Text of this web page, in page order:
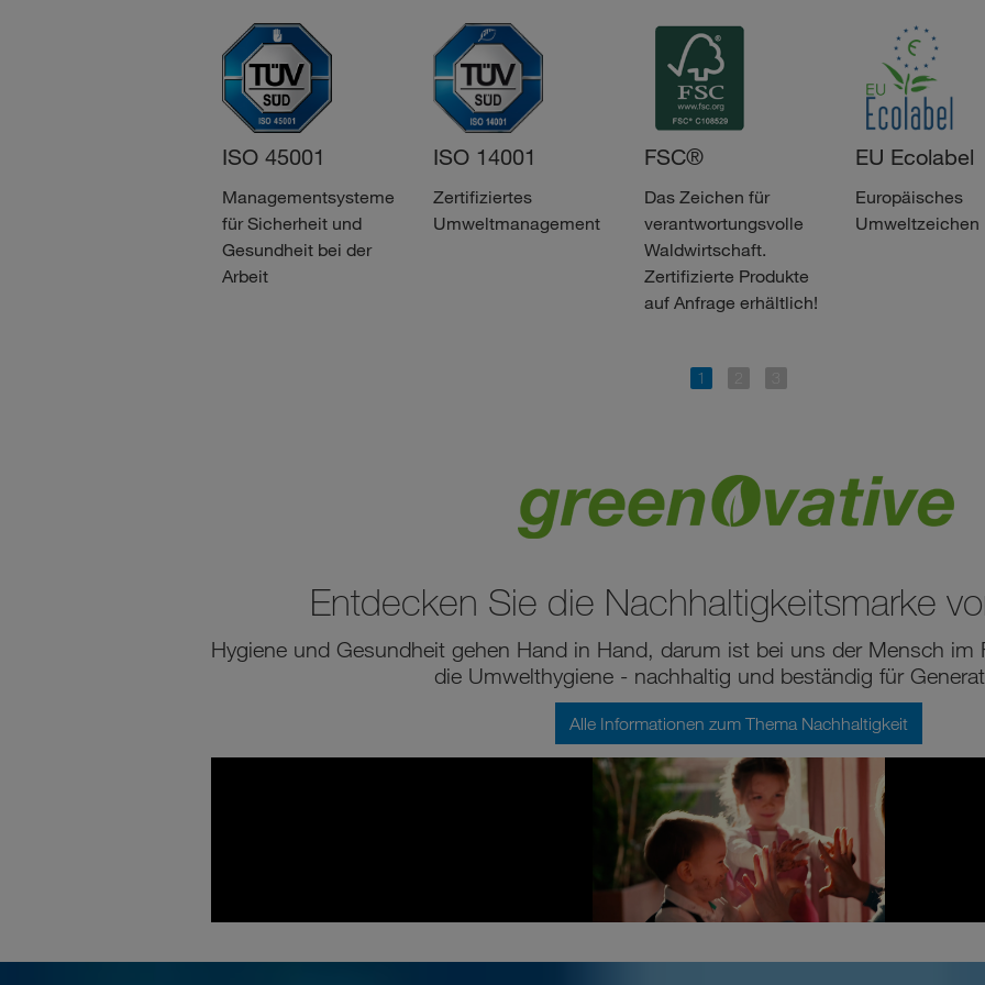
Managementsysteme
für Sicherheit und
Gesundheit bei der
Zertifiziertes
Umweltmanagement
Das Zeichen für
verantwortungsvolle
Waldwirtschaft.
Zertifizierte Produkte
auf Anfrage erhältlich!
EU Ecolabel
Europäisches
Umweltzeichen
Entdecken Sie die Nachhaltigkeitsmarke
Hygiene und Gesundheit gehen Hand in Hand, darum ist bei uns der Mensch im
die Umwelthygiene - nachhaltig und beständig für
Alle Informationen zum Thema Nachhaltigkeit